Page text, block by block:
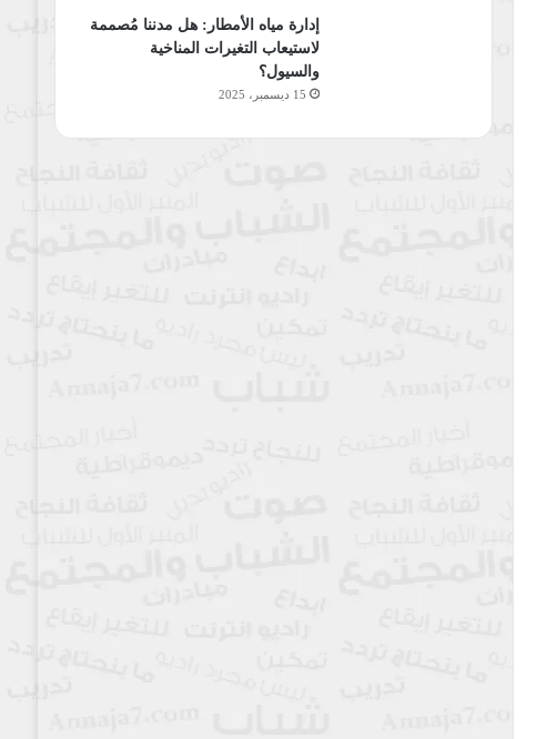
إدارة مياه الأمطار: هل مدننا مُصممة
لاستيعاب التغيرات المناخية
والسيول؟
15 ديسمبر، 2025